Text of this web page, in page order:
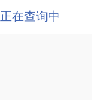
正在查询中